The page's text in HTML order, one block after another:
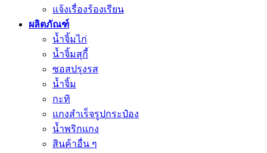
แจ้งเรื่องร้องเรียน
ผลิตภัณฑ์
น้ำจิ้มไก่
น้ำจิ้มสุกี้
ซอสปรุงรส
น้ำจิ้ม
กะทิ
แกงสำเร็จรูปกระป๋อง
น้ำพริกแกง
สินค้าอื่น ๆ